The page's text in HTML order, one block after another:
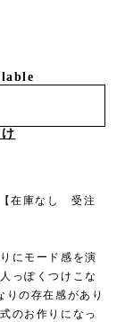
在庫なし 受注
にモード感を演
っぽくつけこな
りの存在感があり
のお作りになっ